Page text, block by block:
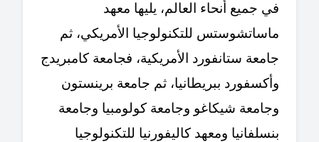
في جميع أنحاء العالم، يليها معهد
ماساتشوستس للتكنولوجيا الأمريكي، ثم
جامعة ستانفورد الأمريكية، فجامعة كامبريدج
وأكسفورد ببريطانيا، ثم جامعة برينستون
وجامعة شيكاغو وجامعة كولومبيا وجامعة
بنسلفانيا ومعهد كاليفورنيا للتكنولوجيا